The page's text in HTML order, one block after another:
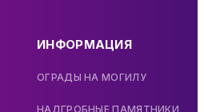
ИНФОРМАЦИЯ
ОГРАДЫ НА МОГИЛУ
НАДГРОБНЫЕ ПАМЯТНИКИ